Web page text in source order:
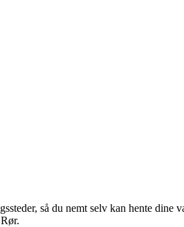
så du nemt selv kan hente dine